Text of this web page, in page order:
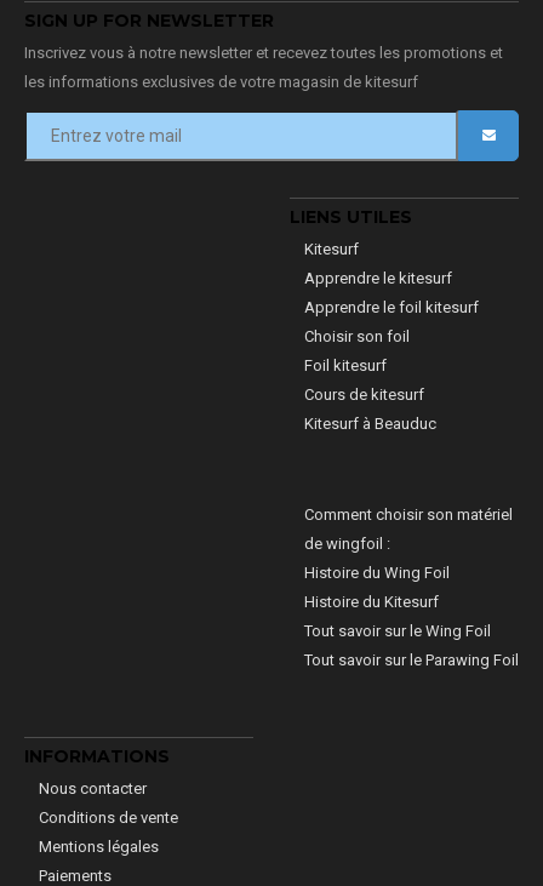
SIGN UP FOR NEWSLETTER
Inscrivez vous à notre newsletter et recevez toutes les promotions et
les informations exclusives de votre magasin de kitesurf
LIENS UTILES
Kitesurf
Apprendre le kitesurf
Apprendre le foil kitesurf
Choisir son foil
Foil kitesurf
Cours de kitesurf
Kitesurf à Beauduc
Comment choisir son matériel
de wingfoil :
Histoire du Wing Foil
Histoire du Kitesurf
Tout savoir sur le Wing Foil
Tout savoir sur le Parawing Foil
INFORMATIONS
Nous contacter
Conditions de vente
Mentions légales
Paiements